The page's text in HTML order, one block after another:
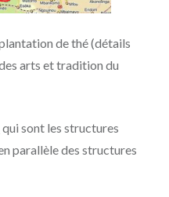
de thé (détails
arts et tradition du
qui sont les structures
parallèle des structures